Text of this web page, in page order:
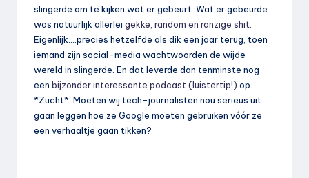
slingerde om te kijken wat er gebeurt. Wat er gebeurde
was natuurlijk allerlei gekke, random en ranzige shit
Eigenlijk….precies hetzelfde als dik een jaar terug, toen
iemand zijn social-media wachtwoorden de wijde
wereld in slingerde. En dat leverde dan tenminste nog
een bijzonder interessante podcast (luistertip!) op.
*Zucht*. Moeten wij tech-journalisten nou serieus uit
gaan leggen hoe ze Google moeten gebruiken vóór ze
een verhaaltje gaan tikken?